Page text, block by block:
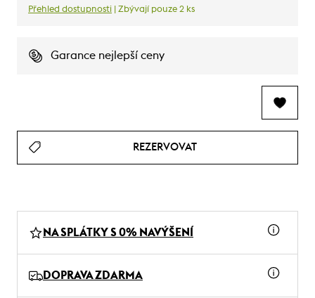
Přehled dostupnosti | Zbývají pouze 2 ks
Garance nejlepší ceny
REZERVOVAT
NA SPLÁTKY S 0% NAVÝŠENÍ
DOPRAVA ZDARMA